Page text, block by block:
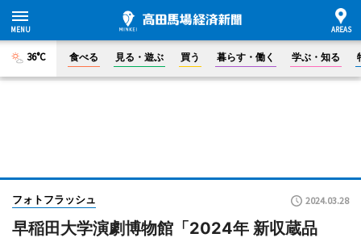
36°C 食べる 見る・遊ぶ 買う 暮らす・働く 学ぶ・知る
フォトフラッシュ 2024.03.28
早稲田大学演劇博物館「2024年 新収蔵品